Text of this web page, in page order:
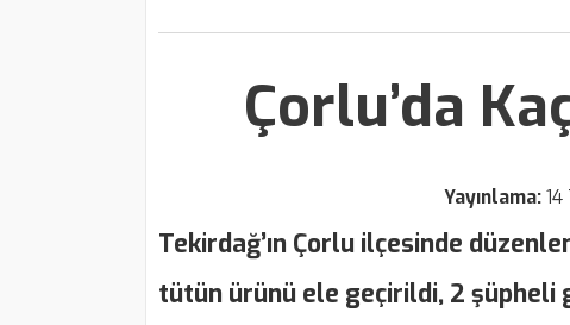
Çorlu’da
Yayınlama:
Tekirdağ’ın Çorlu ilçesinde
tütün ürünü ele geçirildi, 2 şüpheli